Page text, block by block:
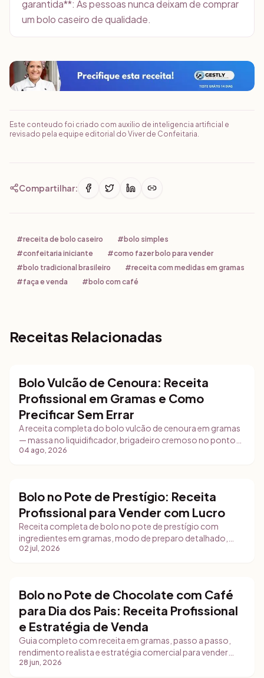
garantida**: As pessoas nunca deixam de comprar
um bolo caseiro de qualidade.
Este conteudo foi criado com auxilio de inteligencia artificial e
revisado pela equipe editorial do Viver de Confeitaria.
Compartilhar:
#receita de bolo caseiro # bolo simples
#confeitaria iniciante #como fazer bolo para vender
# bolo tradicional brasileiro #receita com medidas em gramas
#faça e venda # bolo com café
Receitas Relacionadas
Bolo Vulcão de Cenoura: Receita
Profissional em Gramas e Como
Precificar Sem Errar
A receita completa do bolo vulcão de cenoura em gramas
— massa no liquidificador, brigadeiro cremoso no ponto
de escorrer e montagem na forma com furo central. E, a
do que parece e por que a sobra da base precisa entrar na
conta.
04 ago, 2026
Bolos
Bolo no Pote de Prestígio: Receita
Profissional para Vender com Lucro
Receita completa de bolo no pote de prestígio com
ingredientes em gramas, modo de preparo detalhado,
dicas de conservação e estratégia de vendas para
02 jul, 2026
Bolos
Bolo no Pote de Chocolate com Café
para Dia dos Pais: Receita Profissional
e Estratégia de Venda
Guia completo com receita em gramas, passo a passo,
rendimento realista e estratégia comercial para vender
bolo no pote gourmet no Dia dos Pais com embalagem
28 jun, 2026